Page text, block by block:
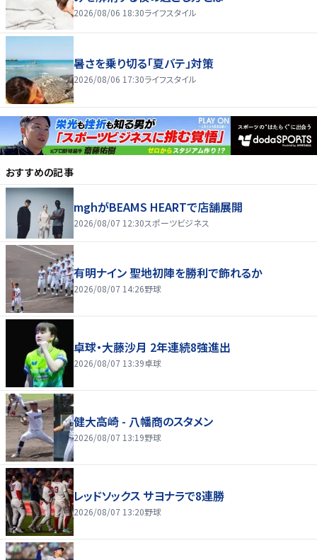
2026/08/06 18:30ライフスタイル
暑さを乗り切る「夏バテ」対策
2026/08/06 17:30ライフスタイル
おすすめの記事
mghがBEAMS HEARTで店舗展開
2026/08/07 12:30スポーツビジネス
有明ナイン 聖地初陣を勝利で飾れるか
2026/08/07 14:26野球
卓球・大藤沙月 2年連続8強進出
2026/08/07 13:39卓球
健大高崎 - 八幡商のスタメン
2026/08/07 13:19野球
レッドソックス サヨナラで8連勝
2026/08/07 13:20野球